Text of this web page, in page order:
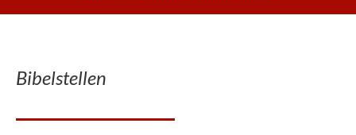
Bibelstellen